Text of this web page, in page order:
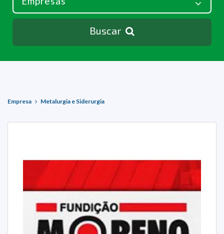
Buscar
Empresa Metalurgia e Siderurgia